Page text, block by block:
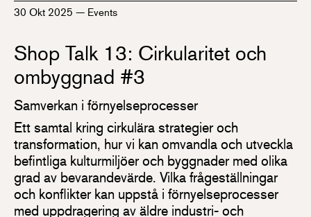
30 Okt 2025 — Events
Shop Talk 13: Cirkularitet och
ombyggnad #3
Samverkan i förnyelseprocesser
Ett samtal kring cirkulära strategier och
transformation, hur vi kan omvandla och utveckla
befintliga kulturmiljöer och byggnader med olika
grad av bevarandevärde. Vilka frågeställningar
och konflikter kan uppstå i förnyelseprocesser
med uppdragering av äldre industri- och